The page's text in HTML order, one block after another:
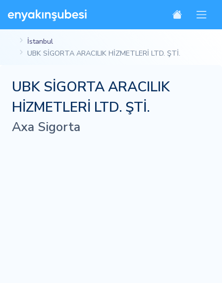
İstanbul
UBK SİGORTA ARACILIK HİZMETLERİ LTD. ŞTİ.
UBK SİGORTA ARACILIK
HİZMETLERİ LTD. ŞTİ.
Axa Sigorta